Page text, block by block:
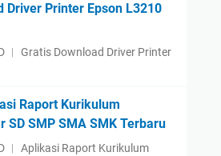
Driver Printer Epson L3210
︱ Gratis Download Driver Printer
Raport Kurikulum
SD SMP SMA SMK Terbaru
︱ Aplikasi Raport Kurikulum